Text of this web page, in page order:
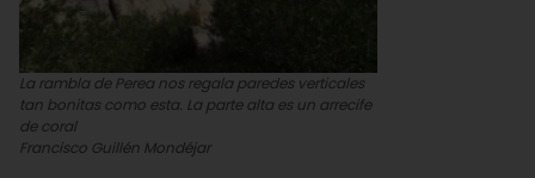
La rambla de Perea nos regala paredes verticales
tan bonitas como esta. La parte alta es un arrecife
de coral
Francisco Guillén Mondéjar